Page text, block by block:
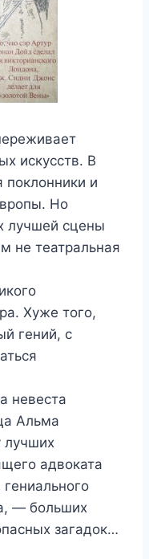
искусств. В
поклонники и
Но
лучшей сцены
не театральная
Хуже того,
гений, с
невеста
Альма
лучших
адвоката
— больших
загадок…